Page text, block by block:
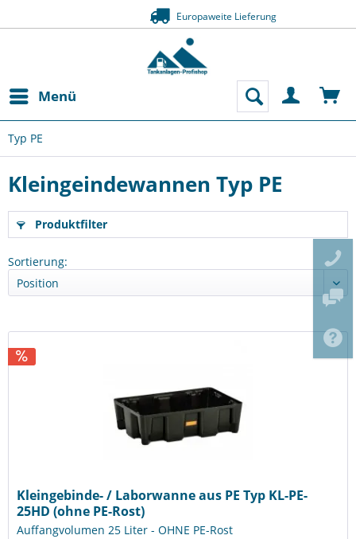
Zahlung auf Rechnung (Bonität
Menü
Typ PE
Kleingeindewannen Typ PE
Produktfilter
Sortierung:
Kleingebinde- / Laborwanne aus PE Typ KL-PE-
25HD (ohne PE-Rost)
Auffangvolumen 25 Liter - OHNE PE-Rost